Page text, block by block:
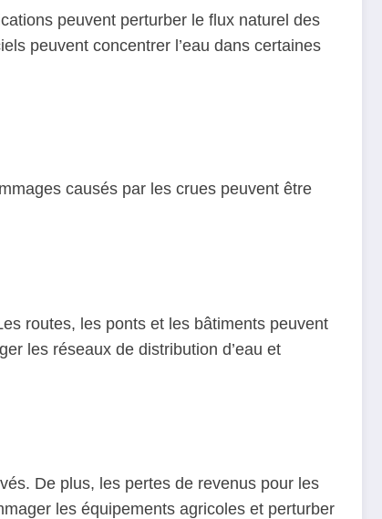
peuvent perturber le flux naturel des
peuvent concentrer l’eau dans certaines
causés par les crues peuvent être
routes, les ponts et les bâtiments peuvent
les réseaux de distribution d’eau et
De plus, les pertes de revenus pour les
les équipements agricoles et perturber